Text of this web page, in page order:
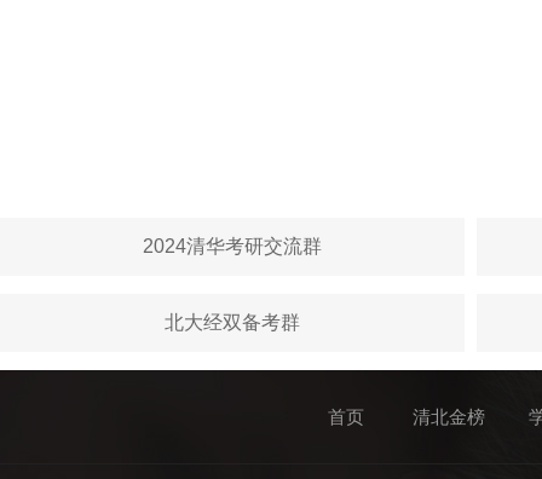
2024清华考研交流群
北大经双备考群
首页 清北金榜